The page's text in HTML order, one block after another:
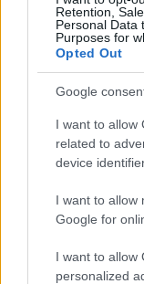
Retention,
Personal Data
Purposes for
Opted Out
Google
I want to allow
related to
device
I want to allow
Google for
I want to allow
personalized
18η συνεχόμενη